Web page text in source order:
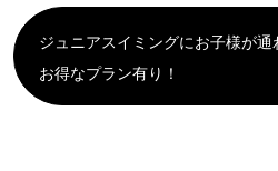
ジュニアスイミングにお子様が通
お得なプラン有り！